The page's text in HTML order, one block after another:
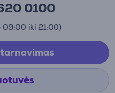
0100
09:00 iki 21:00)